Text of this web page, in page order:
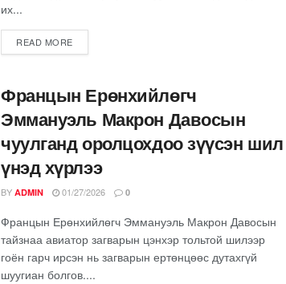
их...
READ MORE
Францын Ерөнхийлөгч
Эммануэль Макрон Давосын
чуулганд оролцохдоо зүүсэн шил
үнэд хүрлээ
BY ADMIN 01/27/2026 0
Францын Ерөнхийлөгч Эммануэль Макрон Давосын
тайзнаа авиатор загварын цэнхэр тольтой шилээр
гоён гарч ирсэн нь загварын ертөнцөөс дутахгүй
шуугиан болгов....